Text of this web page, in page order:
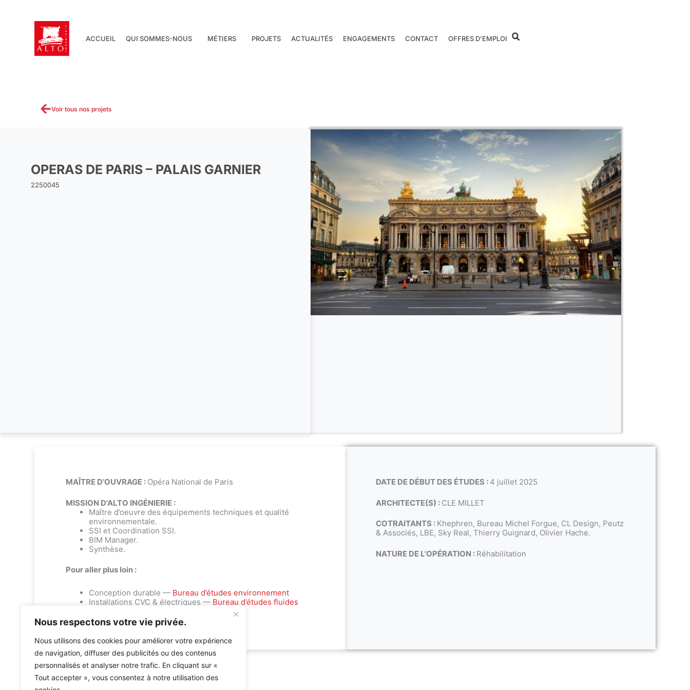
Nous respectons votre vie privée.
Nous utilisons des cookies pour améliorer votre expérience
de navigation, diffuser des publicités ou des contenus
personnalisés et analyser notre trafic. En cliquant sur «
Tout accepter », vous consentez à notre utilisation des
ACCUEIL QUI SOMMES-NOUS MÉTIERS PROJETS ACTUALITÉS ENGAGEMENTS CONTACT OFFRES D’EMPLOI
Voir tous nos projets
OPERAS DE PARIS – PALAIS GARNIER
2250045
DATE DE DÉBUT DES ÉTUDES : 4 juillet 2025
ARCHITECTE(S) : CLE MILLET
COTRAITANTS : Khephren, Bureau Michel Forgue, CL Design, Peutz
& Associés, LBE, Sky Real, Thierry Guignard, Olivier Hache.
NATURE DE L'OPÉRATION : Réhabilitation
MAÎTRE D’OUVRAGE : Opéra National de Paris
MISSION D'ALTO INGÉNIERIE :
Maître d’oeuvre des équipements techniques et qualité
environnementale.
SSI et Coordination SSI.
BIM Manager.
Synthèse.
Pour aller plus loin :
Conception durable — Bureau d’études environnement
Installations CVC & électriques — Bureau d’études fluides
Accueil»Références» OPERAS DE PARIS – Palais Garnier